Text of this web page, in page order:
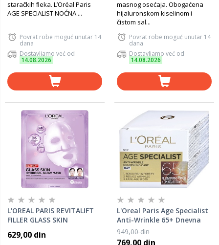
staračkih ﬂeka. L’Oréal Paris
AGE SPECIALIST NOĆNA ...
Povrat robe moguć unutar 14
dana
Dostavljamo već od
14.08.2026
masnog osećaja. Obogaćena
hijaluronskom kiselinom i
čistom sal...
Povrat robe moguć unutar 14
dana
Dostavljamo već od
14.08.2026
L'OREAL PARIS REVITALIFT
FILLER GLASS SKIN
BLISTAVU KOŽU
629,00 din
L'Oreal Paris Age Specialist
Anti-Wrinkle 65+ Dnevna
nega protiv bora 50 Ml
949,00 din
769,00 din